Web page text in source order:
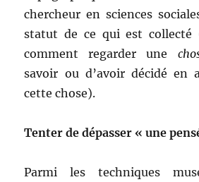
chercheur en sciences
statut de ce qui est collecté
comment regarder une
savoir ou d’avoir décidé en
cette chose).
Tenter de dépasser « une
Parmi les techniques